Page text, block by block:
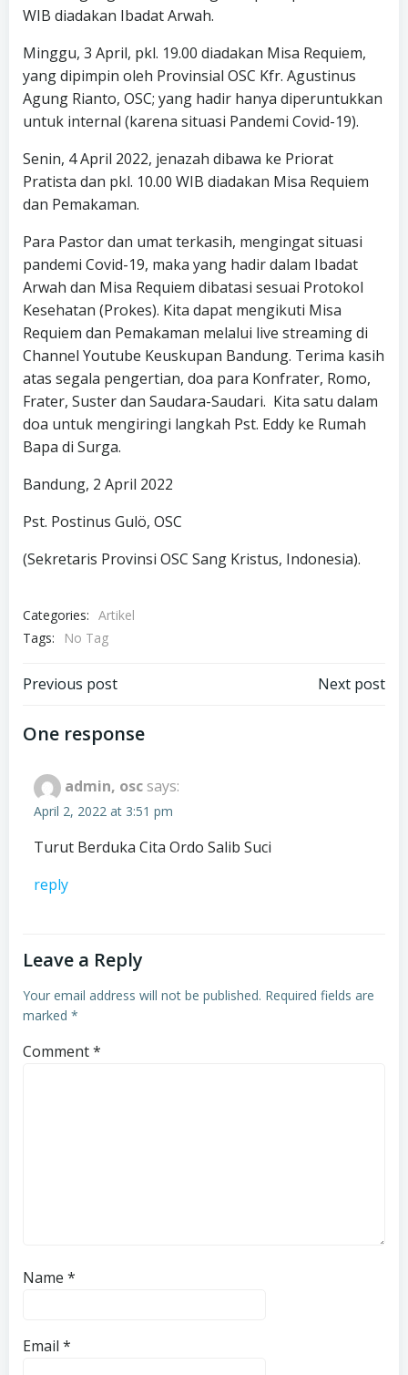
WIB diadakan Ibadat Arwah.
Minggu, 3 April, pkl. 19.00 diadakan Misa Requiem,
yang dipimpin oleh Provinsial OSC Kfr. Agustinus
Agung Rianto, OSC; yang hadir hanya diperuntukkan
untuk internal (karena situasi Pandemi Covid-19).
Senin, 4 April 2022, jenazah dibawa ke Priorat
Pratista dan pkl. 10.00 WIB diadakan Misa Requiem
dan Pemakaman.
Para Pastor dan umat terkasih, mengingat situasi
pandemi Covid-19, maka yang hadir dalam Ibadat
Arwah dan Misa Requiem dibatasi sesuai Protokol
Kesehatan (Prokes). Kita dapat mengikuti Misa
Requiem dan Pemakaman melalui live streaming di
Channel Youtube Keuskupan Bandung. Terima kasih
atas segala pengertian, doa para Konfrater, Romo,
Frater, Suster dan Saudara-Saudari. Kita satu dalam
doa untuk mengiringi langkah Pst. Eddy ke Rumah
Bapa di Surga.
Bandung, 2 April 2022
Pst. Postinus Gulö, OSC
(Sekretaris Provinsi OSC Sang Kristus, Indonesia).
Categories: Artikel
Tags:
No Tag
Post
navigation
Previous post Next post
One response
admin, osc says:
April 2, 2022 at 3:51 pm
Turut Berduka Cita Ordo Salib Suci
reply
Leave a Reply
Your email address will not be published. Required fields are
marked *
Comment*
Name *
Email *